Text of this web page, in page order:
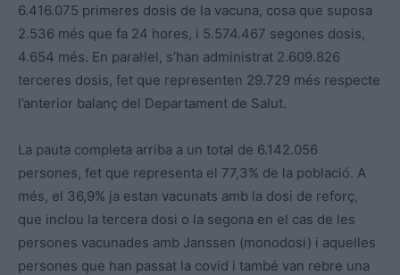
6.416.075 primeres dosis de la vacuna, cosa que suposa
2.536 més que fa 24 hores, i 5.574.467 segones dosis,
4.654 més. En paral·lel, s’han administrat 2.609.826
terceres dosis, fet que representen 29.729 més respecte
l’anterior balanç del Departament de Salut.
La pauta completa arriba a un total de 6.142.056
persones, fet que representa el 77,3% de la població. A
més, el 36,9% ja estan vacunats amb la dosi de reforç,
que inclou la tercera dosi o la segona en el cas de les
persones vacunades amb Janssen (monodosi) i aquelles
persones que han passat la covid i també van rebre una